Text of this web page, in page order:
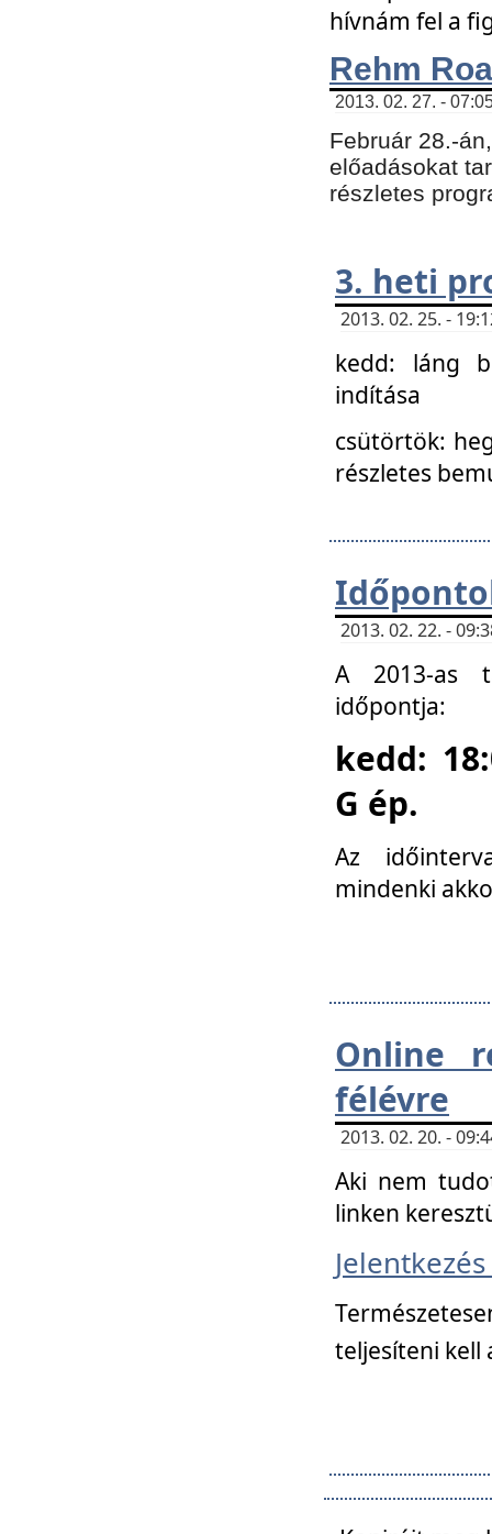
hívnám fel a
Rehm
2013. 02. 27. -
Február 28.-
előadásokat
részletes
3. heti
2013. 02. 25. -
kedd: láng
indítása
csütörtök:
részletes
2013. 02. 22. -
A 2013-as
időpontja:
kedd:
G ép.
Az
mindenki
Online
félévre
2013. 02. 20. -
Aki nem
linken
Jelentkezés
teljesíteni kell